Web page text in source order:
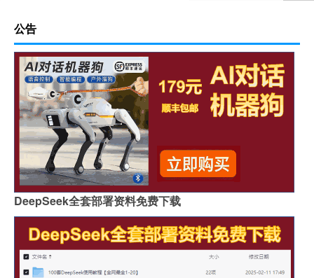
公告
DeepSeek全套部署资料免费下载